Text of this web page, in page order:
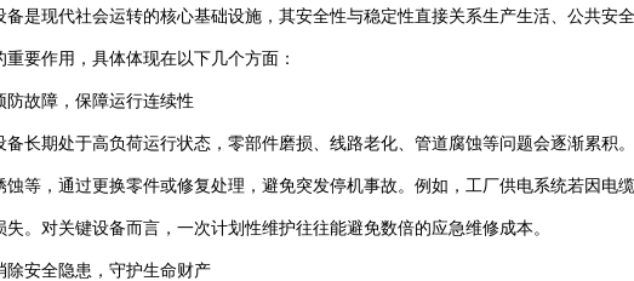
备是现代社会运转的核心基础设施，其安全性与稳定性直接关系生产生活、公共安
重要作用，具体体现在以下几个方面：
防故障，保障运行连续性
备长期处于高负荷运行状态，零部件磨损、线路老化、管道腐蚀等问题会逐渐累积
蚀等，通过更换零件或修复处理，避免突发停机事故。例如，工厂供电系统若因电
失。对关键设备而言，一次计划性维护往往能避免数倍的应急维修成本。
除安全隐患，守护生命财产